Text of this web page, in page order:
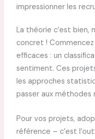
impressionner les
La théorie c’est bien,
concret !
efficaces : un
sentiment. Ces
les approches
passer aux méthodes
Pour vos projets,
référence – c’est